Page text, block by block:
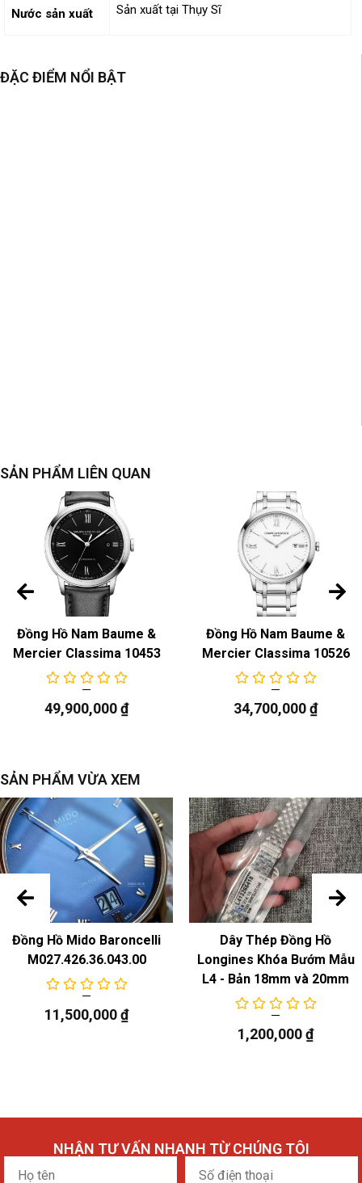
ĐẶC ĐIỂM NỔI BẬT
Nước sản xuất Sản xuất tại Thụy Sĩ
SẢN PHẨM LIÊN QUAN
Đồng Hồ Nam Baume &
Mercier Classima 10453
49,900,000₫
Đồng Hồ Nam Baume &
Mercier Classima 10526
34,700,000₫
SẢN PHẨM VỪA XEM
Đồng Hồ Mido Baroncelli
M027.426.36.043.00
11,500,000₫
Dây Thép Đồng Hồ
Longines Khóa Bướm Mẫu
L4 - Bản 18mm và 20mm
1,200,000₫
NHẬN TƯ VẤN NHANH TỪ CHÚNG TÔI
Họ